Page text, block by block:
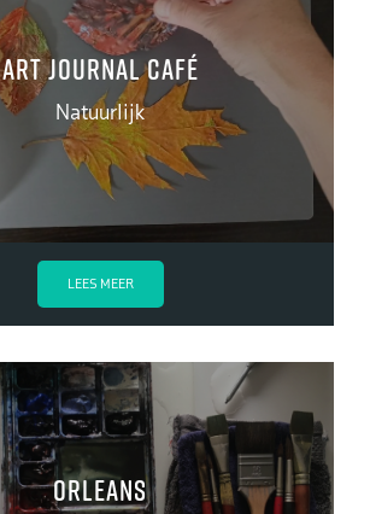
Art Journal Café
Natuurlijk
LEES MEER
Orleans